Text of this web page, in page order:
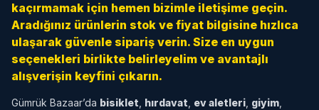
kaçırmamak için hemen bizimle iletişime geçin.
Aradığınız ürünlerin stok ve fiyat bilgisine hızlıca
ulaşarak güvenle sipariş verin. Size en uygun
seçenekleri birlikte belirleyelim ve avantajlı
alışverişin keyfini çıkarın.
Gümrük Bazaar’da bisiklet hırdavat ev aletleri giyim